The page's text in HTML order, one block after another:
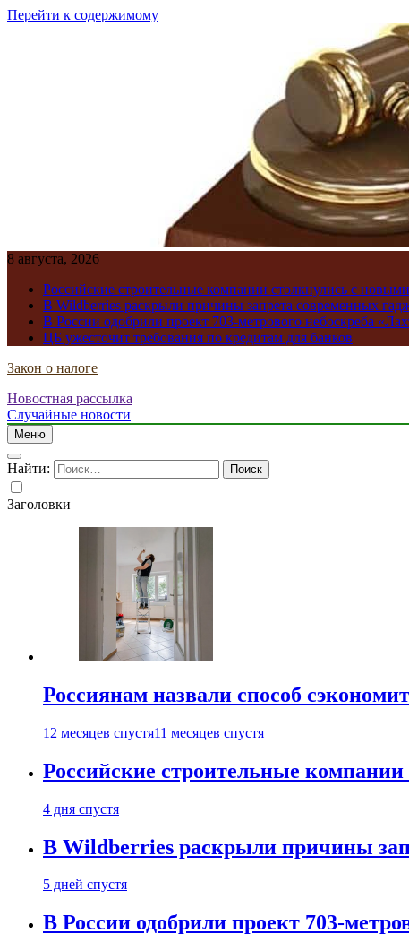
Перейти к содержимому
8 августа, 2026
Российские строительные компании столкнулись с
В Wildberries раскрыли причины запрета современных
В России одобрили проект 703-метрового небоскреба
ЦБ ужесточит требования по кредитам для банков
Закон о налоге
Новостная рассылка
Случайные новости
Меню
Найти:
Заголовки
Россиянам назвали способ
12 месяцев спустя11 месяцев спустя
Российские строительные
4 дня спустя
В Wildberries раскрыли причины
5 дней спустя
В России одобрили проект 703-